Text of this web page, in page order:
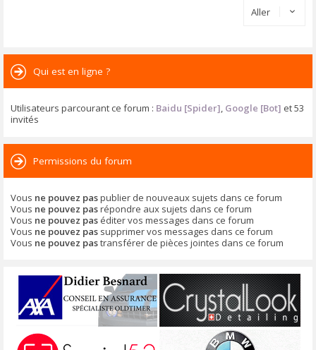
Aller
Qui est en ligne ?
Utilisateurs parcourant ce forum : Baidu [Spider], Google [Bot] et 53
invités
Permissions du forum
Vous ne pouvez paspublier de nouveaux sujets dans ce forum
Vous ne pouvez pasrépondre aux sujets dans ce forum
Vous ne pouvez pas éditer vos messages dans ce forum
Vous ne pouvez pas supprimer vos messages dans ce forum
Vous ne pouvez pastransférer de pièces jointes dans ce forum